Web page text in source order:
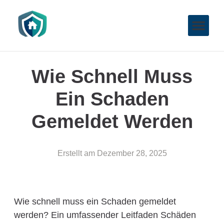
Wie Schnell Muss
Ein Schaden
Gemeldet Werden
Erstellt am Dezember 28, 2025
Wie schnell muss ein Schaden gemeldet
werden? Ein umfassender Leitfaden Schäden